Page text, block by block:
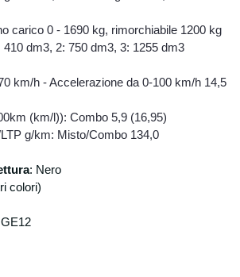
carico 0 - 1690 kg, rimorchiabile 1200 kg
410 dm3, 2: 750 dm3, 3: 1255 dm3
km/h - Accelerazione da 0-100 km/h 14,5
(km/l)): Combo 5,9 (16,95)
g/km: Misto/Combo 134,0
: Nero
colori)